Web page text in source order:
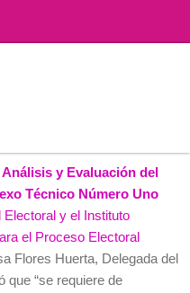
Análisis y Evaluación del
Técnico Número Uno
y el Instituto
el Proceso Electoral
Flores Huerta, Delegada del
que “se requiere de